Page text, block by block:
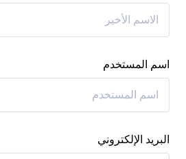
اسم المستخدم
البريد الإلكتروني